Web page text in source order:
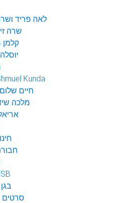
לאה פריד
שרה
קלמן
Kunda
חיים
מלכה
סרטים